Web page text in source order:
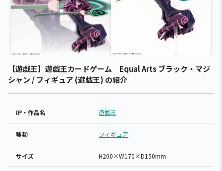
【遊戯王】遊戯王カードゲーム Equal Arts ブラック・マジ
シャン / フィギュア (遊戯王) の紹介
IP・作品名 遊戯王
種類 フィギュア
サイズ H200×W170×D150mm